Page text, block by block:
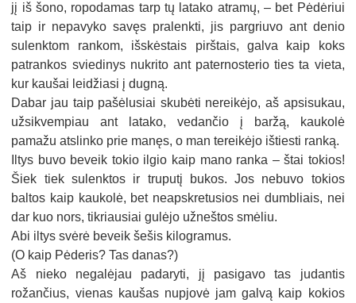
jį iš šono, ropodamas tarp tų latako atramų, – bet Pėdėriui
taip ir nepavyko savęs pralenkti, jis pargriuvo ant denio
sulenktom rankom, išskėstais pirštais, galva kaip koks
patrankos sviedinys nukrito ant paternosterio ties ta vieta,
kur kaušai leidžiasi į dugną.
Dabar jau taip pašėlusiai skubėti nereikėjo, aš apsisukau,
užsikvempiau ant latako, vedančio į baržą, kaukolė
pamažu atslinko prie manęs, o man tereikėjo ištiesti ranką.
Iltys buvo beveik tokio ilgio kaip mano ranka – štai tokios!
Šiek tiek sulenktos ir truputį bukos. Jos nebuvo tokios
baltos kaip kaukolė, bet neapskretusios nei dumbliais, nei
dar kuo nors, tikriausiai gulėjo užneštos smėliu.
Abi iltys svėrė beveik šešis kilogramus.
(O kaip Pėderis? Tas danas?)
Aš nieko negalėjau padaryti, jį pasigavo tas judantis
rožančius, vienas kaušas nupjovė jam galvą kaip kokios